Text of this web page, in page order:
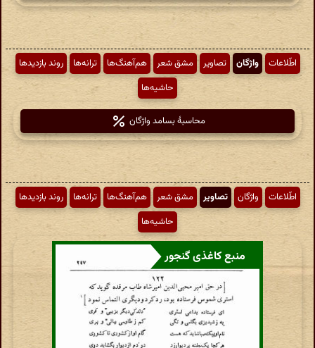
اطّلاعات واژگان تصاویر مشق شعر هم‌آهنگ‌ها ترانه‌ها
روند بازدیدها
حاشیه‌ها
محاسبهٔ بسامد واژگان
اطّلاعات واژگان تصاویر مشق شعر هم‌آهنگ‌ها ترانه‌ها
روند بازدیدها
حاشیه‌ها
منبع کاغذی گنجور